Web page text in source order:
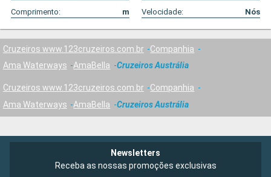
Comprimento:
m Velocidade: Nós
Cruzeiros www.123cruzeiros.com.br
Companhia
Ama Waterways
AmaBella Cruzeiros Austrália
Cruzeiros www.123cruzeiros.com.br
Companhia
Ama Waterways
AmaBella Cruzeiros Austrália
Newsletters
Receba as nossas promoções exclusivas